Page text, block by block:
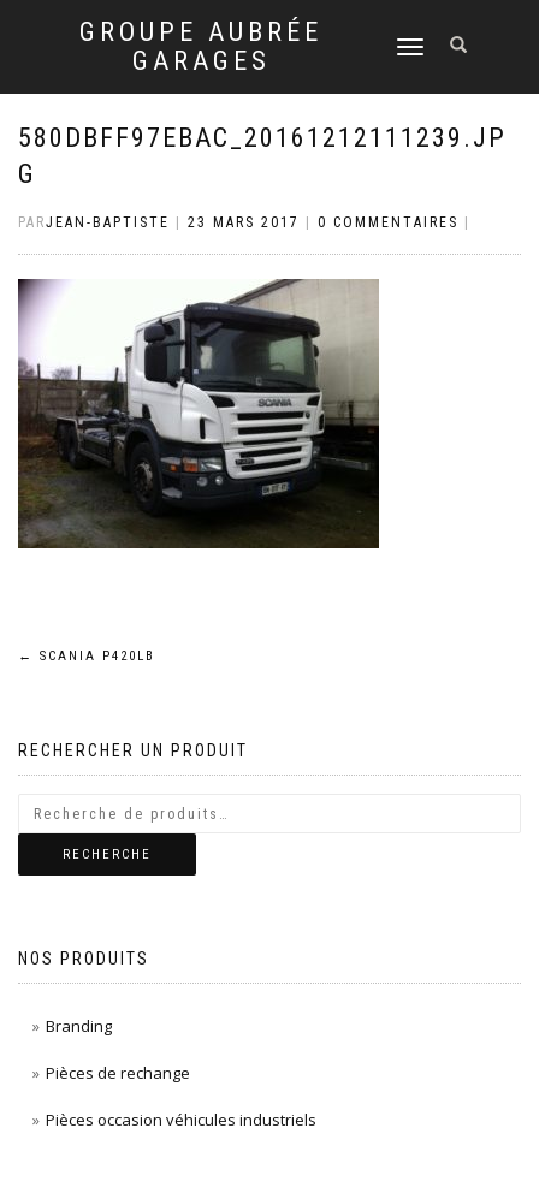
GROUPE AUBRÉE
GARAGES
DÉPLIER
NAVIGATION
580DBFF97EBAC_20161212111239.JP
G
PARJEAN-BAPTISTE 23 MARS 2017 0 COMMENTAIRES
Navigation
l’article
← SCANIA P420LB
RECHERCHER UN PRODUIT
RECHERCHE
NOS PRODUITS
Branding
Pièces de rechange
Pièces occasion véhicules industriels